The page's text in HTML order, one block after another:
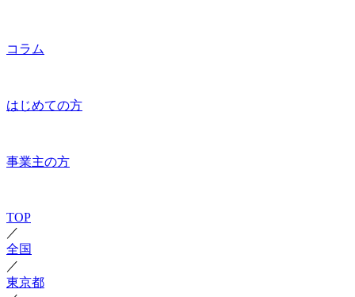
コラム
はじめての方
事業主の方
TOP
／
全国
／
東京都